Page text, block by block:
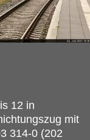
12 in
mit
314-0 (202